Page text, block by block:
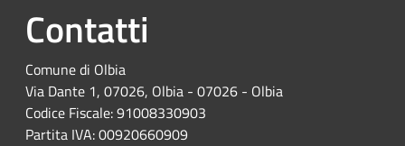
Contatti
Comune di Olbia
Via Dante 1, 07026, Olbia - 07026 - Olbia
Codice Fiscale: 91008330903
Partita IVA: 00920660909